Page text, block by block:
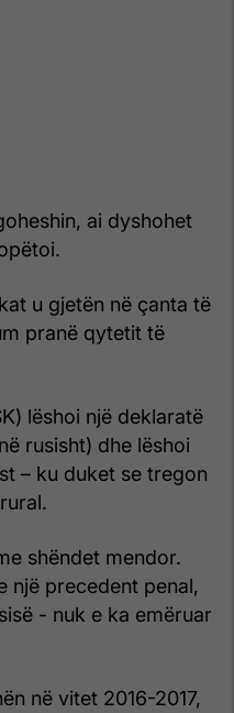
ai dyshohet
u gjetën në çanta të
pranë qytetit të
lëshoi një deklaratë
rusisht) dhe lëshoi
– ku duket se tregon
shëndet mendor.
një precedent penal,
- nuk e ka emëruar
në vitet 2016-2017,